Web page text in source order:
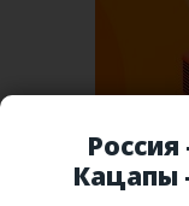
Россия
Кацапы